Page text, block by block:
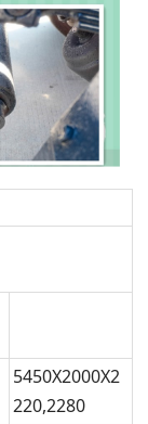
5450X2000X2
220,2280